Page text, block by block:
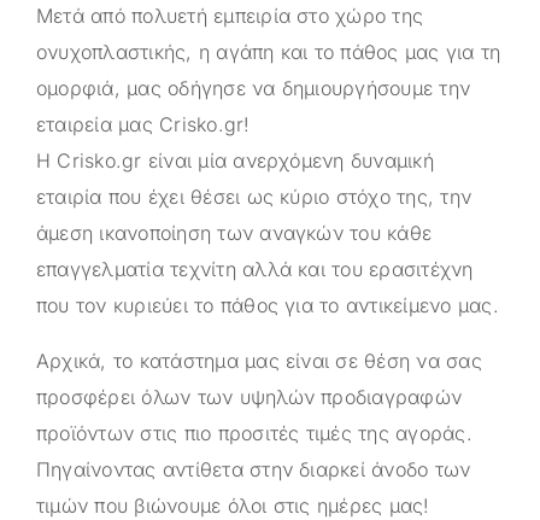
Μετά από πολυετή εμπειρία στο χώρο της
ονυχοπλαστικής, η αγάπη και το πάθος μας για τη
ομορφιά, μας οδήγησε να δημιουργήσουμε την
εταιρεία μας Crisko.gr!
Η Crisko.gr είναι μία ανερχόμενη δυναμική
εταιρία που έχει θέσει ως κύριο στόχο της, την
άμεση ικανοποίηση των αναγκών του κάθε
επαγγελματία τεχνίτη αλλά και του ερασιτέχνη
που τον κυριεύει το πάθος για το αντικείμενο μας.
Αρχικά, το κατάστημα μας είναι σε θέση να σας
προσφέρει όλων των υψηλών προδιαγραφών
προϊόντων στις πιο προσιτές τιμές της αγοράς.
Πηγαίνοντας αντίθετα στην διαρκεί άνοδο των
τιμών που βιώνουμε όλοι στις ημέρες μας!